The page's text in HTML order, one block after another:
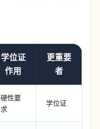
学位证
作用
更重要
者
硬性要
求
学位证